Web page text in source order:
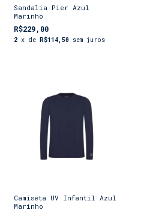
Sandalia Pier Azul
Marinho
R$229,00
2 x de R$114,50 sem juros
Camiseta UV Infantil Azul
Marinho